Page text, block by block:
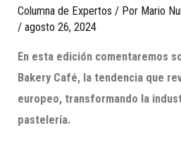
Columna de Expertos / Por Mario
/agosto 26, 2024
En esta edición comentaremos
Bakery Café, la tendencia que
europeo, transformando la
pastelería.